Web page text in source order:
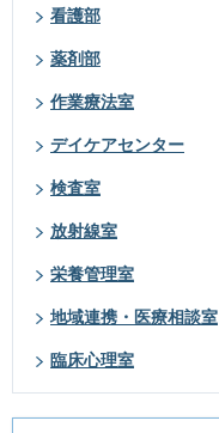
看護部
薬剤部
作業療法室
デイケアセンター
検査室
放射線室
栄養管理室
地域連携・医療相談室
臨床心理室